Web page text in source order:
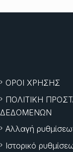
ΟΡΟΙ ΧΡΗΣΗΣ
ΠΟΛΙΤΙΚΗ
ΔΕΔΟΜΕΝΩΝ
Αλλαγή
Ιστορικό